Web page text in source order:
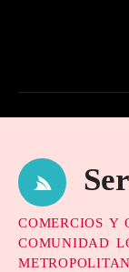
COMERCIOS Y
COMUNIDAD